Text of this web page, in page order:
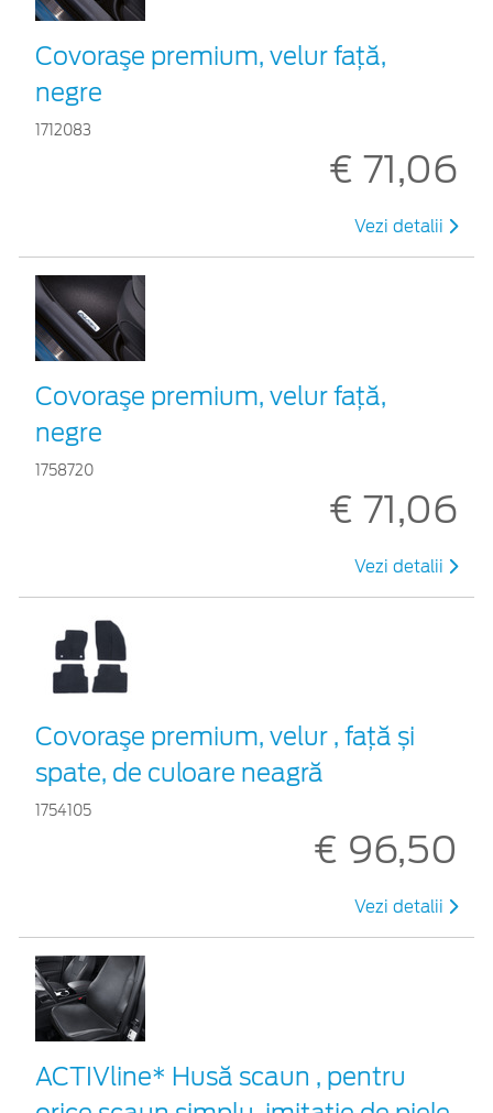
Covoraşe premium, velur faţă,
negre
1712083
€ 71,06
Vezi detalii
Covoraşe premium, velur faţă,
negre
1758720
€ 71,06
Vezi detalii
Covoraşe premium, velur , faţă și
spate, de culoare neagră
1754105
€ 96,50
Vezi detalii
ACTIVline* Husă scaun , pentru